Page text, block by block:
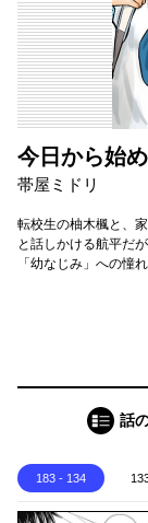
今日から始
帯屋ミドリ
転校生の柚木楓と、
と話しかける航平だ
「幼なじみ」への憧
話
183 - 134